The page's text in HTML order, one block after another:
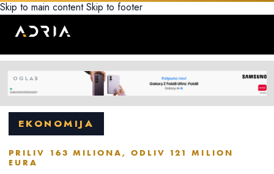
Skip to main content Skip to footer
EKONOMIJA
PRILIV 163 MILIONA, ODLIV 121 MILION
EURA